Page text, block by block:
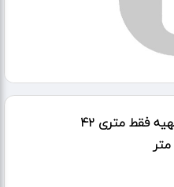
بمب سرمایه گذاری در شهرک الهیه فقط متری ۴۲